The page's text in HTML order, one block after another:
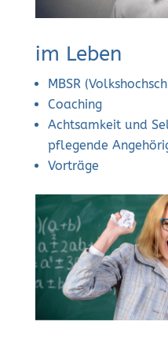
im Leben
MBSR
Coaching
Achtsamkeit und
pflegende
Vorträge